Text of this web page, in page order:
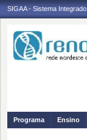
SIGAA - Sistema
Programa Ensino